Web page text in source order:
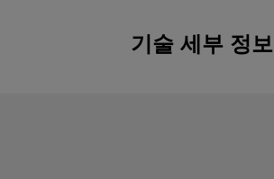
기술 세부 정보